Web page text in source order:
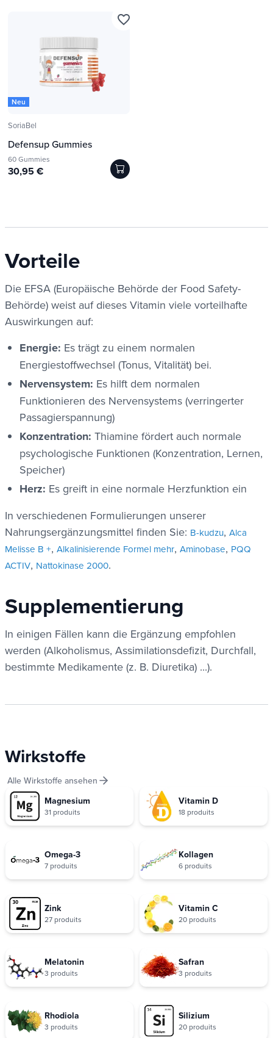
Neu
SoriaBel
Defensup Gummies
60 Gummies
30,95 €
favorite_border
Vorteile
Die EFSA (Europäische Behörde der Food Safety-
Behörde) weist auf dieses Vitamin viele vorteilhafte
Auswirkungen auf:
Energie: Es trägt zu einem normalen
Energiestoffwechsel (Tonus, Vitalität) bei.
Nervensystem: Es hilft dem normalen
Funktionieren des Nervensystems (verringerter
Passagierspannung)
Konzentration: Thiamine fördert auch normale
psychologische Funktionen (Konzentration, Lernen,
Speicher)
Herz: Es greift in eine normale Herzfunktion ein
In verschiedenen Formulierungen unserer
Nahrungsergänzungsmittel finden Sie: B-kudzu, Alca
Melisse B +, Alkalinisierende Formel mehr, Aminobase, PQQ
ACTIV, Nattokinase 2000.
Supplementierung
In einigen Fällen kann die Ergänzung empfohlen
werden (Alkoholismus, Assimilationsdefizit, Durchfall,
bestimmte Medikamente (z. B. Diuretika) ...).
Wirkstoffe
Alle Wirkstoffe ansehen
Magnesium
31 produits
Vitamin D
18 produits
Omega-3
7 produits
Kollagen
6 produits
Zink
27 produits
Vitamin C
20 produits
Melatonin
3 produits
Safran
3 produits
Rhodiola
3 produits
Silizium
20 produits